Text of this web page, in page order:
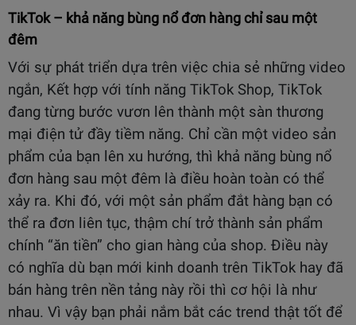
TikTok – khả năng bùng nổ đơn hàng chỉ sau một
đêm
Với sự phát triển dựa trên việc chia sẻ những video
ngắn, Kết hợp với tính năng TikTok Shop, TikTok
đang từng bước vươn lên thành một sàn thương
mại điện tử đầy tiềm năng. Chỉ cần một video sản
phẩm của bạn lên xu hướng, thì khả năng bùng nổ
đơn hàng sau một đêm là điều hoàn toàn có thể
xảy ra. Khi đó, với một sản phẩm đắt hàng bạn có
thể ra đơn liên tục, thậm chí trở thành sản phẩm
chính “ăn tiền” cho gian hàng của shop. Điều này
có nghĩa dù bạn mới kinh doanh trên TikTok hay đã
bán hàng trên nền tảng này rồi thì cơ hội là như
nhau. Vì vậy bạn phải nắm bắt các trend thật tốt để